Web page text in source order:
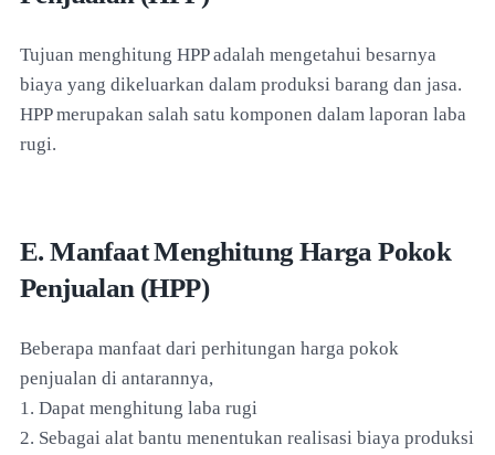
Tujuan menghitung HPP adalah mengetahui besarnya
biaya yang dikeluarkan dalam produksi barang dan jasa.
HPP merupakan salah satu komponen dalam laporan laba
rugi.
E. Manfaat Menghitung Harga Pokok
Penjualan (HPP)
Beberapa manfaat dari perhitungan harga pokok
penjualan di antarannya,
1. Dapat menghitung laba rugi
2. Sebagai alat bantu menentukan realisasi biaya produksi